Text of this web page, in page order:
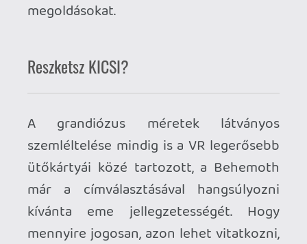
procedurálisan generált világ gondolata.
biómokkal tették a designerek
gyönyörködtető fantasy színteret, hogy
nem győztem a számat tátani, miközben
örömkönnyekkel szemem sarkában
Vincent Segrelles A zsoldos cimű
képregény sorozatának felejthetetlen
olajfestményeire gondoltam, amelyet
hozzám hasonlóan minden bizonnyal az
alkotók is serényen lapozgattak.